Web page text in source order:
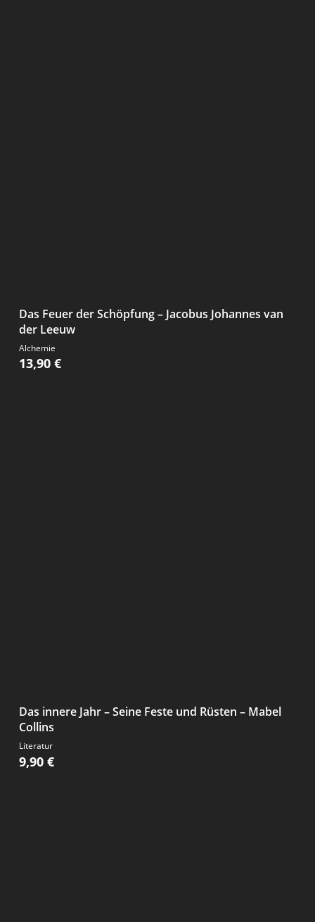
Das Feuer der Schöpfung – Jacobus Johannes van
der Leeuw
Alchemie
13,90 €
Das innere Jahr – Seine Feste und Rüsten – Mabel
Collins
Literatur
9,90 €